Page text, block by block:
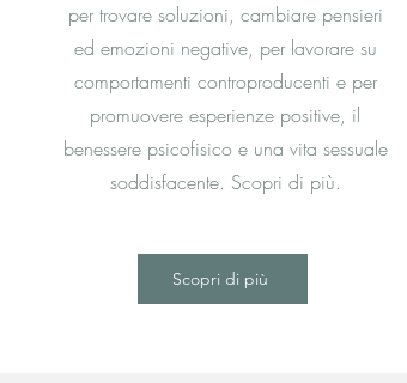
per trovare soluzioni, cambiare pensieri
ed emozioni negative, per lavorare su
comportamenti controproducenti e per
promuovere esperienze positive, il
benessere psicofisico e una vita sessuale
soddisfacente. Scopri di più.
Scopri di più